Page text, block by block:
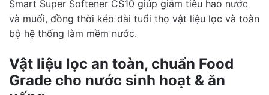
Smart Super Softener CS10 giúp giảm tiêu hao nước
và muối, đồng thời kéo dài tuổi thọ vật liệu lọc và toàn
bộ hệ thống làm mềm nước.
Vật liệu lọc an toàn, chuẩn Food
Grade cho nước sinh hoạt & ăn